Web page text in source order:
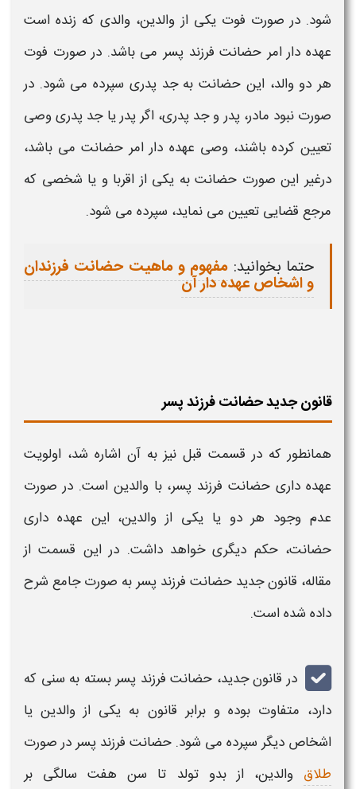
شود. در صورت فوت یکی از والدین، والدی که زنده است
عهده دار امر حضانت فرزند پسر می باشد. در صورت فوت
هر دو والد، این حضانت به جد پدری سپرده می شود. در
صورت نبود مادر، پدر و جد پدری، اگر پدر یا جد پدری وصی
تعیین کرده باشند، وصی عهده دار امر حضانت می باشد،
درغیر این صورت حضانتبه یکی از اقربا و یا شخصی که
مرجع قضایی تعیین می نماید، سپرده می شود.
حتما بخوانید: مفهوم و ماهیت حضانت فرزندان
و اشخاص عهده دار آن
قانون جدید حضانت فرزند پسر
همانطور که در قسمت قبل نیز به آن اشاره شد، اولویت
عهده داری حضانت فرزند پسر، با والدین است. در صورت
عدم وجود هر دو یا یکی از والدین، این عهده داری
حضانت، حکم دیگری خواهد داشت. در این قسمت از
مقاله، قانون جدید حضانت فرزند پسربه صورت جامع شرح
داده شده است.
در قانون جدید، حضانت فرزند پسربسته به سنی که
دارد، متفاوت بوده و برابر قانون به یکی از والدین یا
اشخاص دیگر سپرده می شود. حضانت فرزند پسردر صورت
طلاق والدین، از بدو تولد تا سن هفت سالگی بر